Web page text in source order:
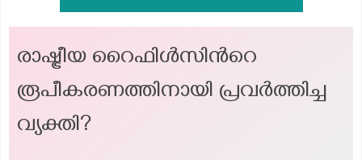
രാഷ്ട്രീയ റൈഫിൾസിന്‍റെ
രൂപീകരണത്തിനായി പ്രവർത്തിച്ച
വ്യക്തി?